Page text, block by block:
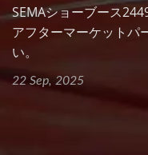
SEMAショーブース
アフターマーケットパ
い。
22 Sep, 2025